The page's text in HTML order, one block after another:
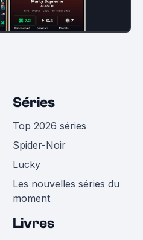
Séries
Top 2026 séries
Spider-Noir
Lucky
Les nouvelles séries du
moment
Livres